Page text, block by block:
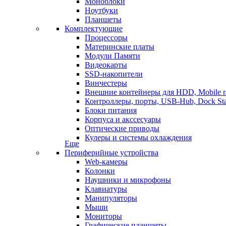
Ноутбуки
Планшеты
Комплектующие
Процессоры
Материнские платы
Модули Памяти
Видеокарты
SSD-накопители
Винчестеры
Внешние контейнеры для HDD, Mobile
Контроллеры, порты, USB-Hub, Dock
Блоки питания
Корпуса и акссесуары
Оптические приводы
Кулеры и системы охлаждения
Еще
Периферийные устройства
Web-камеры
Колонки
Наушники и микрофоны
Клавиатуры
Манипуляторы
Мыши
Мониторы